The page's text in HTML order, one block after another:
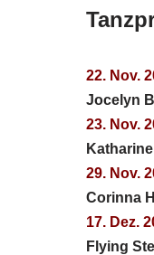
22. Nov.
Jocelyn
23. Nov.
29. Nov.
Corinna
17. Dez.
Flying